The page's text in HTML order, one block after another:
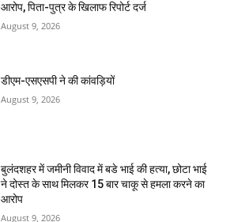
आरोप, पिता-पुत्र के खिलाफ रिपोर्ट दर्ज
August 9, 2026
डीएम-एसएसपी ने की कांवड़ियों
August 9, 2026
बुलंदशहर में जमीनी विवाद में बडे भाई की हत्या, छोटा भाई
ने दोस्त के साथ मिलकर 15 बार चाकू से हमला करने का
आरोप
August 9, 2026